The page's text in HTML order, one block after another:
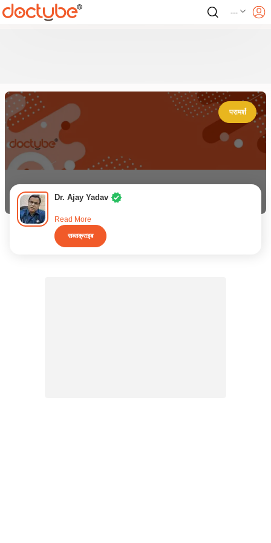
---
परामर्श
Dr. Ajay Yadav
Read More
सब्सक्राइब